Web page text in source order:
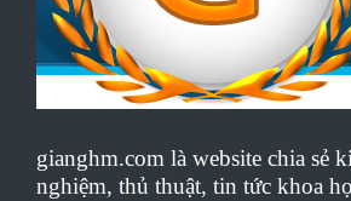
gianghm.com là website chia sẻ
nghiệm, thủ thuật, tin tức khoa